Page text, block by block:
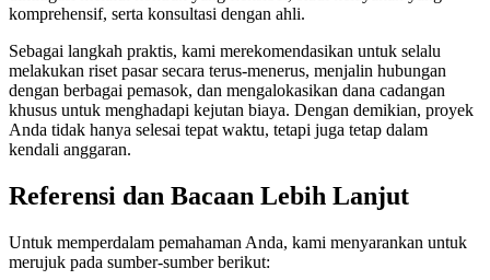
komprehensif, serta konsultasi dengan ahli.
Sebagai langkah praktis, kami merekomendasikan untuk selalu
melakukan riset pasar secara terus-menerus, menjalin hubungan
dengan berbagai pemasok, dan mengalokasikan dana cadangan
khusus untuk menghadapi kejutan biaya. Dengan demikian, proyek
Anda tidak hanya selesai tepat waktu, tetapi juga tetap dalam
kendali anggaran.
Referensi dan Bacaan Lebih Lanjut
Untuk memperdalam pemahaman Anda, kami menyarankan untuk
merujuk pada sumber-sumber berikut: